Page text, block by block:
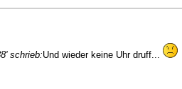
schrieb:Und wieder keine Uhr druff...